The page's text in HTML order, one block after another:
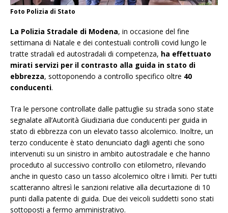
Foto Polizia di Stato
La Polizia Stradale di Modena, in occasione del fine
settimana di Natale e dei contestuali controlli covid lungo le
tratte stradali ed autostradali di competenza, ha effettuato
mirati servizi per il contrasto alla guida in stato di
ebbrezza, sottoponendo a controllo specifico oltre 40
conducenti.
Tra le persone controllate dalle pattuglie su strada sono state
segnalate all’Autorità Giudiziaria due conducenti per guida in
stato di ebbrezza con un elevato tasso alcolemico. Inoltre, un
terzo conducente è stato denunciato dagli agenti che sono
intervenuti su un sinistro in ambito autostradale e che hanno
proceduto al successivo controllo con etilometro, rilevando
anche in questo caso un tasso alcolemico oltre i limiti. Per tutti
scatteranno altresì le sanzioni relative alla decurtazione di 10
punti dalla patente di guida. Due dei veicoli suddetti sono stati
sottoposti a fermo amministrativo.